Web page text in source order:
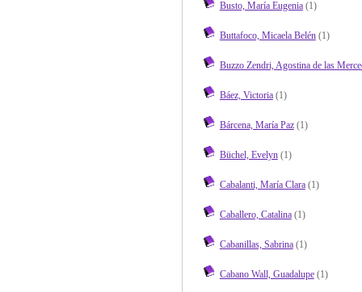
Busto, María Eugenia(1)
Buttafoco, Micaela Belén(1)
Buzzo Zendri, Agostina de las
Báez, Victoria(1)
Bárcena, María Paz(1)
Büchel, Evelyn(1)
Cabalanti, María Clara(1)
Caballero, Catalina(1)
Cabanillas, Sabrina(1)
Cabano Wall, Guadalupe(1)